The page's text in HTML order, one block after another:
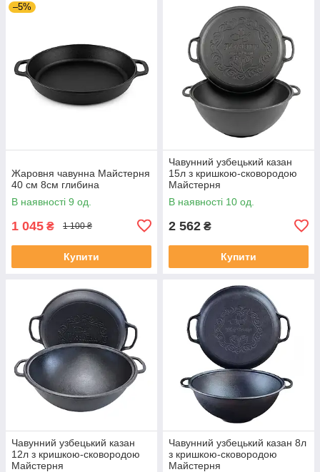
–5%
Жаровня чавунна Майстерня
40 см 8см глибина
В наявності 9 од.
1 045 ₴ 1 100 ₴
Купити
Чавунний узбецький казан
15л з кришкою-сковородою
Майстерня
В наявності 10 од.
2 562 ₴
Купити
Чавунний узбецький казан
12л з кришкою-сковородою
Майстерня
Чавунний узбецький казан 8л
з кришкою-сковородою
Майстерня